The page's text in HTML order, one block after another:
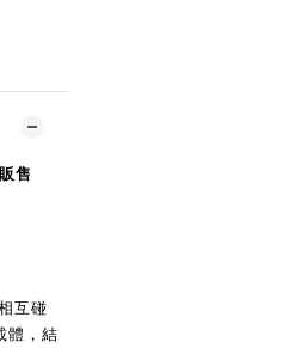
販售
互碰
體，結